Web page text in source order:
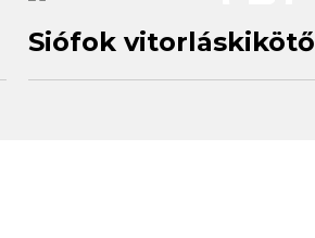
Siófok vitorláskikötő